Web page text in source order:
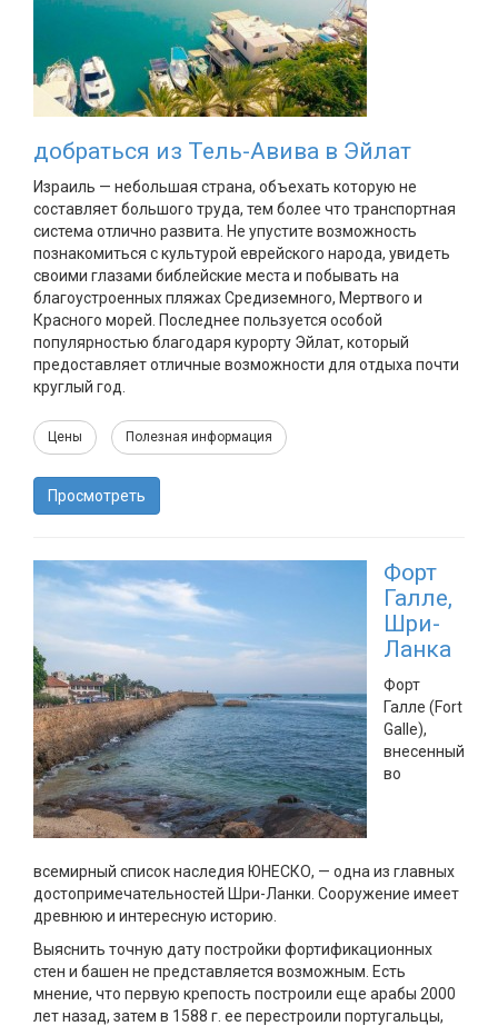
добраться из Тель-Авива в Эйлат
Израиль — небольшая страна, объехать которую не
составляет большого труда, тем более что транспортная
система отлично развита. Не упустите возможность
познакомиться с культурой еврейского народа, увидеть
своими глазами библейские места и побывать на
благоустроенных пляжах Средиземного, Мертвого и
Красного морей. Последнее пользуется особой
популярностью благодаря курорту Эйлат, который
предоставляет отличные возможности для отдыха почти
круглый год.
Цены Полезная информация
Просмотреть
Форт
Галле,
Шри-
Ланка
Форт
Галле (Fort
Galle),
внесенный
во
всемирный список наследия ЮНЕСКО, — одна из главных
достопримечательностей Шри-Ланки. Сооружение имеет
древнюю и интересную историю.
Выяснить точную дату постройки фортификационных
стен и башен не представляется возможным. Есть
мнение, что первую крепость построили еще арабы 2000
лет назад, затем в 1588 г. ее перестроили португальцы,